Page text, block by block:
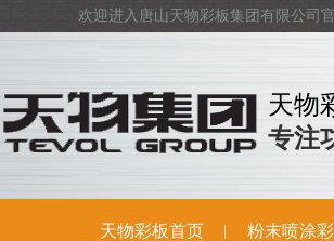
欢迎进入唐山天物彩板集团有限公司官
天物
专注
天物彩板首页 粉末喷涂